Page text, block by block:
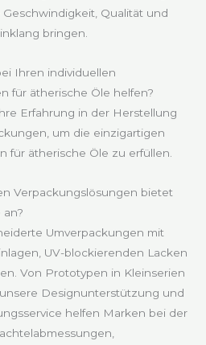
Qualität und
bringen.
Ihren individuellen
für ätherische Öle helfen?
Erfahrung in der Herstellung
um die einzigartigen
für ätherische Öle zu erfüllen.
Verpackungslösungen bietet
an?
Umverpackungen mit
UV-blockierenden Lacken
Von Prototypen in Kleinserien
Designunterstützung und
helfen Marken bei der